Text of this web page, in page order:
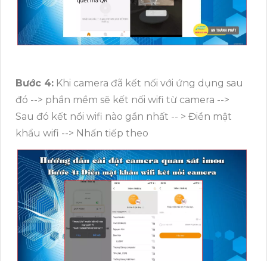
Bước 4: Khi camera đã kết nối với ứng dụng sau
đó --> phần mềm sẽ kết nối wifi từ camera -->
Sau đó kết nổi wifi nào gần nhất -- > Điền mật
khẩu wifi --> Nhấn tiếp theo